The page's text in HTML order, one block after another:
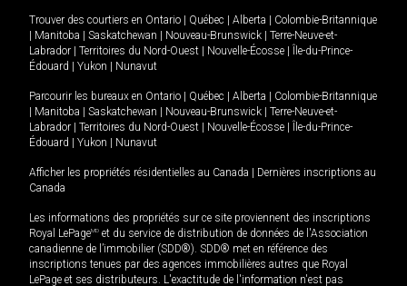
Trouver des courtiers en Ontario Québec Alberta
Colombie-Britannique
Manitoba Saskatchewan Nouveau-Brunswick
Terre-Neuve-et-
Labrador
Territoires du Nord-Ouest Nouvelle-Écosse
Île-du-Prince-
Édouard
Yukon Nunavut
Parcourir les bureaux en Ontario Québec Alberta
Colombie-Britannique
Manitoba Saskatchewan Nouveau-Brunswick
Terre-Neuve-et-
Labrador
Territoires du Nord-Ouest Nouvelle-Écosse
Île-du-Prince-
Édouard
Yukon Nunavut
Afficher les propriétés résidentielles au Canada
Dernières inscriptions au
Canada
Les informations des propriétés sur ce site proviennent des inscriptions
Royal LePageMD et du service de distribution de données de l'Association
canadienne de l’immobilier (SDD®). SDD® met en référence des
inscriptions tenues par des agences immobilières autres que Royal
LePage et ses distributeurs. L'exactitude de l'information n'est pas